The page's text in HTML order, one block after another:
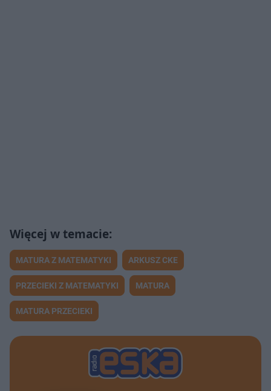
MATURA Z MATEMATYKI ARKUSZ CKE
PRZECIEKI Z MATEMATYKI MATURA
MATURA PRZECIEKI